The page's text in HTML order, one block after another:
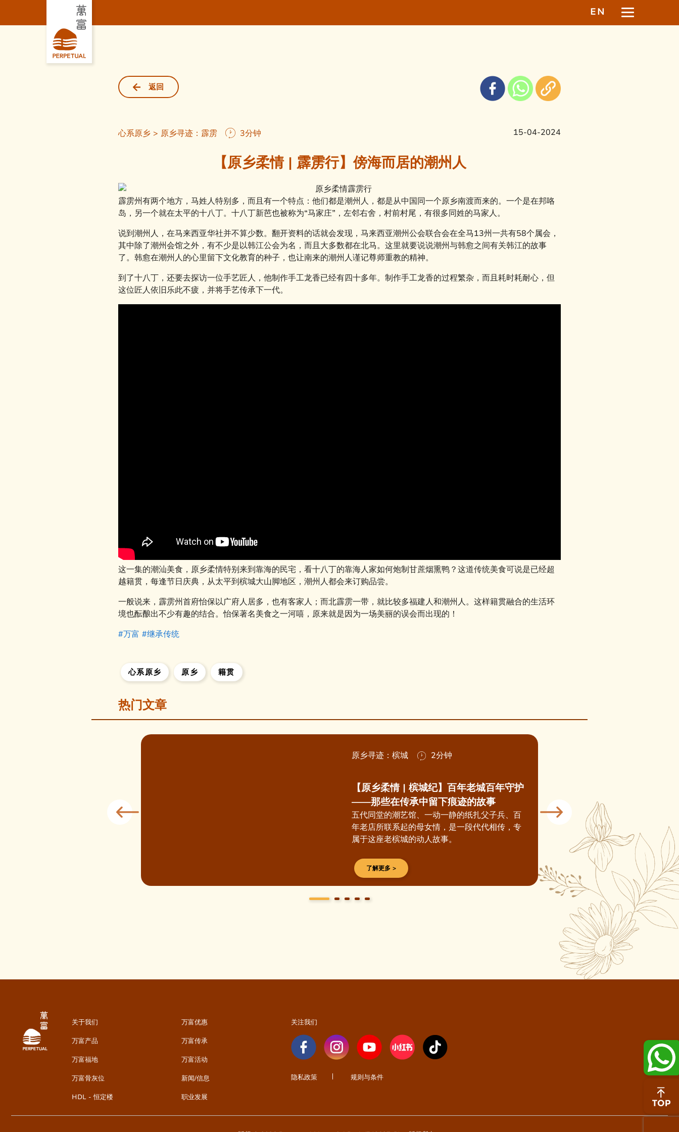
EN
返回
心系原乡 > 原乡寻迹：霹雳 3分钟 15-04-2024
【原乡柔情 | 霹雳行】傍海而居的潮州人
霹雳州有两个地方，马姓人特别多，而且有一个特点：他们都是潮州人，都是从中国同一个原乡南渡而来的。一个是在邦咯
岛，另一个就在太平的十八丁。十八丁新芭也被称为“马家庄”，左邻右舍，村前村尾，有很多同姓的马家人。
说到潮州人，在马来西亚华社并不算少数。翻开资料的话就会发现，马来西亚潮州公会联合会在全马13州一共有58个属会，
其中除了潮州会馆之外，有不少是以韩江公会为名，而且大多数都在北马。这里就要说说潮州与韩愈之间有关韩江的故事
了。韩愈在潮州人的心里留下文化教育的种子，也让南来的潮州人谨记尊师重教的精神。
到了十八丁，还要去探访一位手艺匠人，他制作手工龙香已经有四十多年。制作手工龙香的过程繁杂，而且耗时耗耐心，但
这位匠人依旧乐此不疲，并将手艺传承下一代。
这一集的潮汕美食，原乡柔情特别来到靠海的民宅，看十八丁的靠海人家如何炮制甘蔗烟熏鸭？这道传统美食可说是已经超
越籍贯，每逢节日庆典，从太平到槟城大山脚地区，潮州人都会来订购品尝。
一般说来，霹雳州首府怡保以广府人居多，也有客家人；而北霹雳一带，就比较多福建人和潮州人。这样籍贯融合的生活环
境也酝酿出不少有趣的结合。怡保著名美食之一河嘻，原来就是因为一场美丽的误会而出现的！
#万富 #继承传统
心系原乡 原乡 籍贯
热门文章
槟城纪》走进客家人栖居的浮罗
原乡寻迹：槟城 2分钟
【原乡柔情 | 槟城纪】百年老城百年守护
——那些在传承中留下痕迹的故事
五代同堂的潮艺馆、一动一静的纸扎父子兵、百
年老店所联系起的母女情，是一段代代相传，专
属于这座老槟城的动人故事。
了解更多 >
关于我们
万富产品
万富福地
万富骨灰位
HDL - 恒定楼
万富优惠
万富传承
万富活动
新闻/信息
职业发展
关注我们
隐私政策 规则与条件